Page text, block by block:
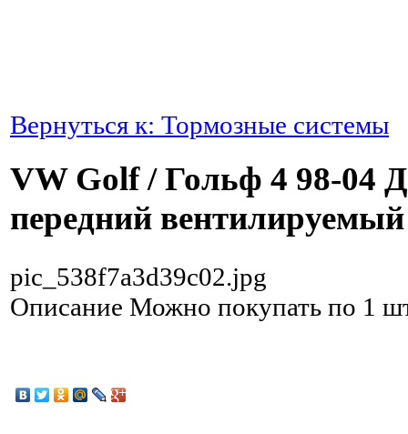
Вернуться к: Тормозные системы
VW Golf / Гольф 4 98-04
передний
pic_538f7a3d39c02.jpg
Описание Можно покупать по 1